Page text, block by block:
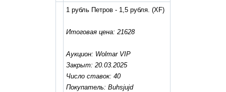
1 рубль Петров - 1,5 рубля. (XF)
Итоговая цена: 21628
Аукцион: Wolmar VIP
Закрыт: 20.03.2025
Число ставок: 40
Покупатель: Buhsjujd